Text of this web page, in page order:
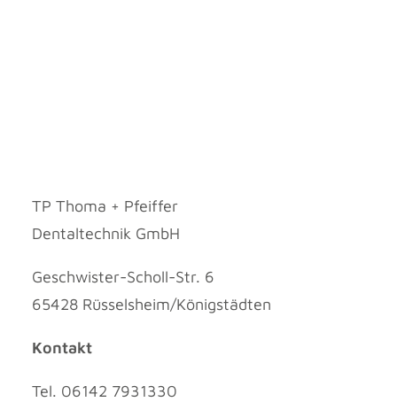
TP Thoma + Pfeiffer
Dentaltechnik GmbH
Geschwister-Scholl-Str. 6
65428 Rüsselsheim/Königstädten
Kontakt
Tel. 06142 7931330